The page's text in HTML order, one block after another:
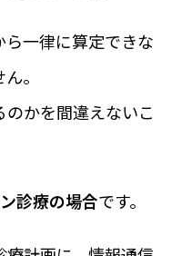
一律に算定できな
。
かを間違えないこ
診療の場合です。